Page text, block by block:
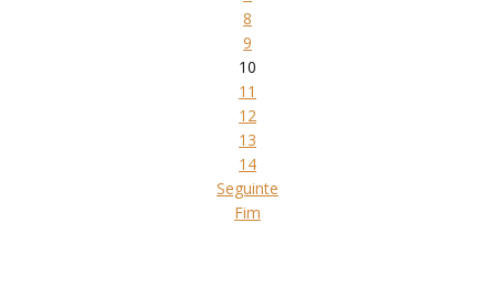
8
9
10
11
12
13
14
Seguinte
Fim